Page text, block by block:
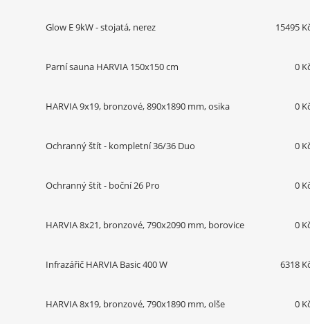
Glow E 9kW - stojatá, nerez 15495
Parní sauna HARVIA 150x150 cm 0
HARVIA 9x19, bronzové, 890x1890 mm, osika 0
Ochranný štít - kompletní 36/36 Duo 0
Ochranný štít - boční 26 Pro 0
HARVIA 8x21, bronzové, 790x2090 mm, borovice 0
Infrazářič HARVIA Basic 400 W 6318
HARVIA 8x19, bronzové, 790x1890 mm, olše 0